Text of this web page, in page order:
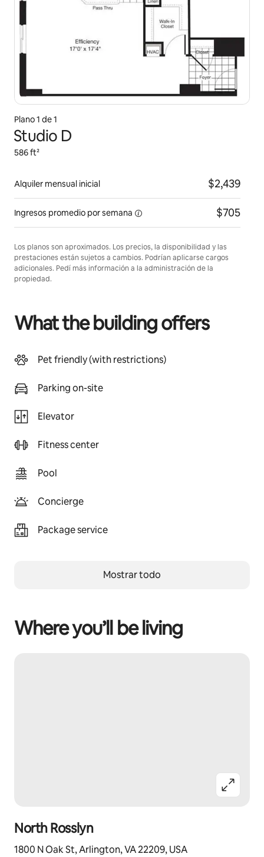
Plano 1 de 1
Studio D
586 ft²
Alquiler mensual inicial $2,439
Ingresos promedio porsemana $705
Los planos son aproximados. Los precios, la disponibilidad y las
prestaciones están sujetos a cambios. Podrían aplicarse cargos
adicionales. Pedí más información a la administración de la
propiedad.
What the building offers
Pet friendly (with restrictions)
Parking on-site
Elevator
Fitness center
Pool
Concierge
Package service
Mostrar todo
Where you’ll be living
North Rosslyn
1800 N Oak St, Arlington, VA 22209, USA